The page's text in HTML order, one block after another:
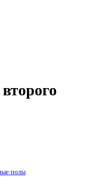
полы